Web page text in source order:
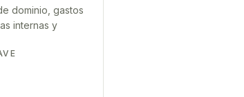
dominio, gastos
internas y